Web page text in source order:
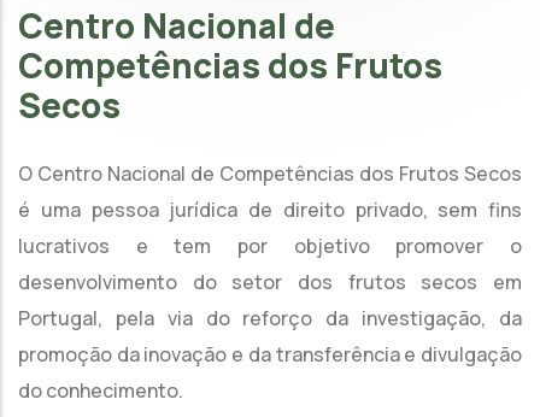
Centro Nacional de
Competências dos Frutos
Secos
O Centro Nacional de Competências dos Frutos Secos
é uma pessoa jurídica de direito privado, sem fins
lucrativos e tem por objetivo promover o
desenvolvimento do setor dos frutos secos em
Portugal, pela via do reforço da investigação, da
promoção da inovação e da transferência e divulgação
do conhecimento.